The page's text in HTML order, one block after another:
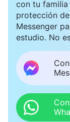
con tu
protección
Messenger
estudio. No